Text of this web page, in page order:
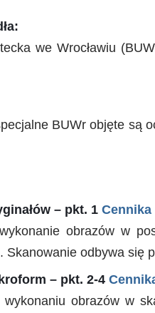
we Wrocławiu
BUWr objęte są
– pkt. 1 Cennika
obrazów w
Skanowanie odbywa się
– pkt. 2-4
wykonaniu obrazów w